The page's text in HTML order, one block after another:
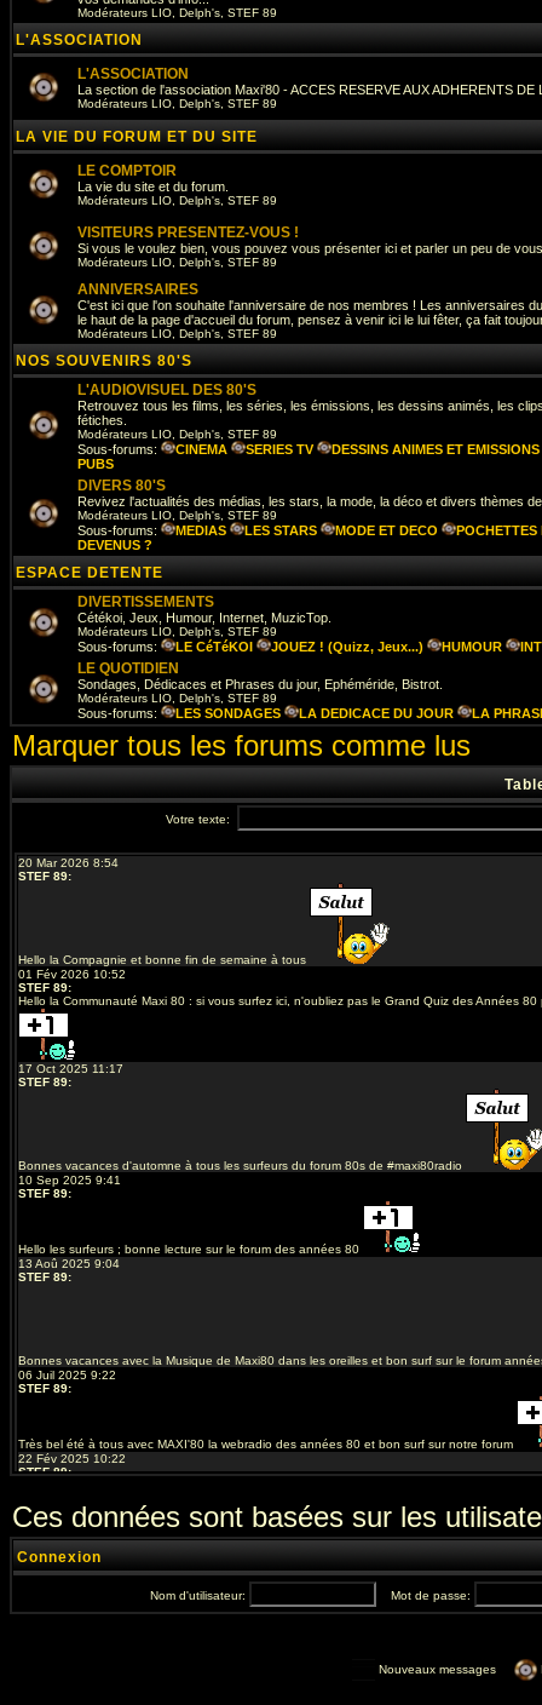
Modérateurs LIO Delph's STEF 89
L'ASSOCIATION
L'ASSOCIATION
La section de l'association Maxi'80 - ACCES RESERVE AUX ADHERENTS DE
Modérateurs LIO Delph's STEF 89
LA VIE DU FORUM ET DU SITE
LE COMPTOIR
La vie du site et du forum.
Modérateurs LIO Delph's STEF 89
VISITEURS PRESENTEZ-VOUS !
Si vous le voulez bien, vous pouvez vous présenter ici et parler un peu de
Modérateurs LIO Delph's STEF 89
ANNIVERSAIRES
C'est ici que l'on souhaite l'anniversaire de nos membres ! Les anniversaires
le haut de la page d'accueil du forum, pensez à venir ici le lui fêter, ça fait
Modérateurs LIO Delph's STEF 89
NOS SOUVENIRS 80'S
L'AUDIOVISUEL DES 80'S
Retrouvez tous les films, les séries, les émissions, les dessins animés, les
fétiches.
Modérateurs LIO Delph's STEF 89
Sous-forums: CINEMA SERIES TV
DESSINS ANIMES ET
PUBS
DIVERS 80'S
Revivez l'actualités des médias, les stars, la mode, la déco et divers thèmes
Modérateurs LIO Delph's STEF 89
Sous-forums: MEDIAS LES STARS MODE ET DECO
POCHETTES
DEVENUS ?
ESPACE DETENTE
DIVERTISSEMENTS
Cétékoi, Jeux, Humour, Internet, MuzicTop.
Modérateurs LIO Delph's STEF 89
Sous-forums: LE CéTéKOI JOUEZ ! (Quizz, Jeux...) HUMOUR
LE QUOTIDIEN
Sondages, Dédicaces et Phrases du jour, Ephéméride, Bistrot.
Modérateurs LIO Delph's STEF 89
Sous-forums: LES SONDAGES LA DEDICACE DU JOUR LA
Marquer tous les forums comme lus
Ces données sont basées sur les
Connexion
Nom d'utilisateur: Mot de passe:
Nouveaux messages